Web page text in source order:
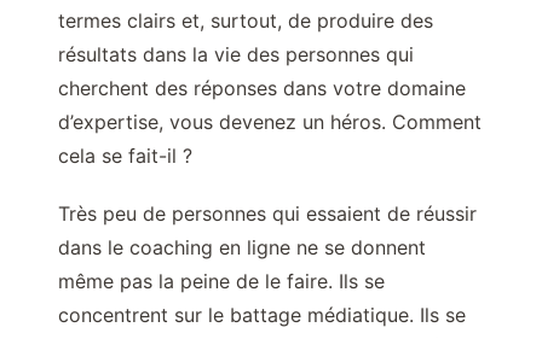
termes clairs et, surtout, de produire des
résultats dans la vie des personnes qui
cherchent des réponses dans votre domaine
d’expertise, vous devenez un héros. Comment
cela se fait-il ?
Très peu de personnes qui essaient de réussir
dans le coaching en ligne ne se donnent
même pas la peine de le faire. Ils se
concentrent sur le battage médiatique. Ils se